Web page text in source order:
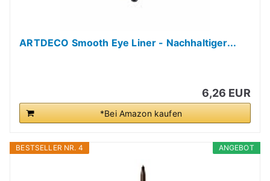
ARTDECO Smooth Eye Liner - Nachhaltiger...
6,26 EUR
*Bei Amazon kaufen
ANGEBOT
BESTSELLER NR. 4